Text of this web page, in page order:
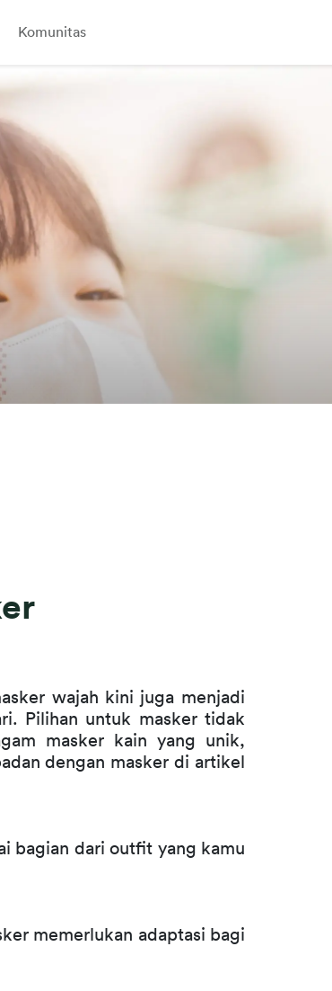
Komunitas
wajah kini juga menjadi
Pilihan untuk masker tidak
masker kain yang unik,
dengan masker di artikel
bagian dari outfit yang kamu
memerlukan adaptasi bagi